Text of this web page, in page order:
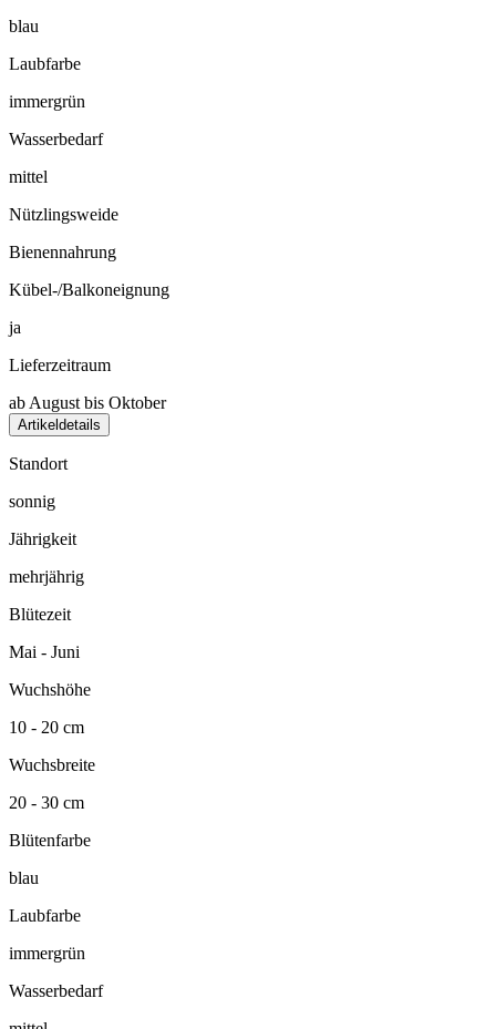
blau
Laubfarbe
immergrün
Wasserbedarf
mittel
Nützlingsweide
Bienennahrung
Kübel-/Balkoneignung
ja
Lieferzeitraum
ab August bis Oktober
Artikeldetails
Standort
sonnig
Jährigkeit
mehrjährig
Blütezeit
Mai - Juni
Wuchshöhe
10 - 20 cm
Wuchsbreite
20 - 30 cm
Blütenfarbe
blau
Laubfarbe
immergrün
Wasserbedarf